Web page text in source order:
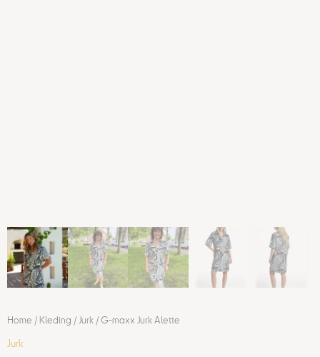
Home / Kleding / Jurk / G-maxx Jurk Alette
Jurk